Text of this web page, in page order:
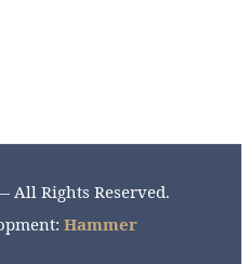
All Rights Reserved.
Hammer